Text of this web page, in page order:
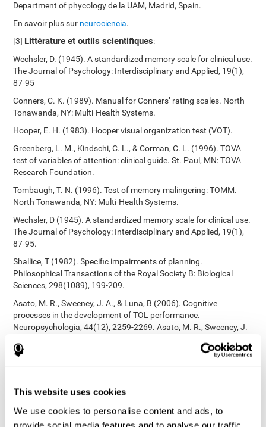
This website uses cookies
We use cookies to personalise content and ads, to
provide social media features and to analyse our traffic.
Department of phycology de la UAM, Madrid, Spain.
En savoir plus sur neurociencia.
[3] Littérature et outils scientifiques:
Wechsler, D. (1945). A standardized memory scale for clinical use.
The Journal of Psychology: Interdisciplinary and Applied, 19(1),
87-95
Conners, C. K. (1989). Manual for Conners’ rating scales. North
Tonawanda, NY: Multi-Health Systems.
Hooper, E. H. (1983). Hooper visual organization test (VOT).
Greenberg, L. M., Kindschi, C. L., & Corman, C. L. (1996). TOVA
test of variables of attention: clinical guide. St. Paul, MN: TOVA
Research Foundation.
Tombaugh, T. N. (1996). Test of memory malingering: TOMM.
North Tonawanda, NY: Multi-Health Systems.
Wechsler, D (1945). A standardized memory scale for clinical use.
The Journal of Psychology: Interdisciplinary and Applied, 19(1),
87-95.
Shallice, T (1982). Specific impairments of planning.
Philosophical Transactions of the Royal Society B: Biological
Sciences, 298(1089), 199-209.
Asato, M. R., Sweeney, J. A., & Luna, B (2006). Cognitive
processes in the development of TOL performance.
Neuropsychologia, 44(12), 2259-2269. Asato, M. R., Sweeney, J.
TOL performance. Neuropsychologia, 44(12), 2259-2269.
Korkman, M., Kirk, U., & Kemp, S (1998). Manual for the NEPSY.
San Antonio, TX: Psychological corporation.